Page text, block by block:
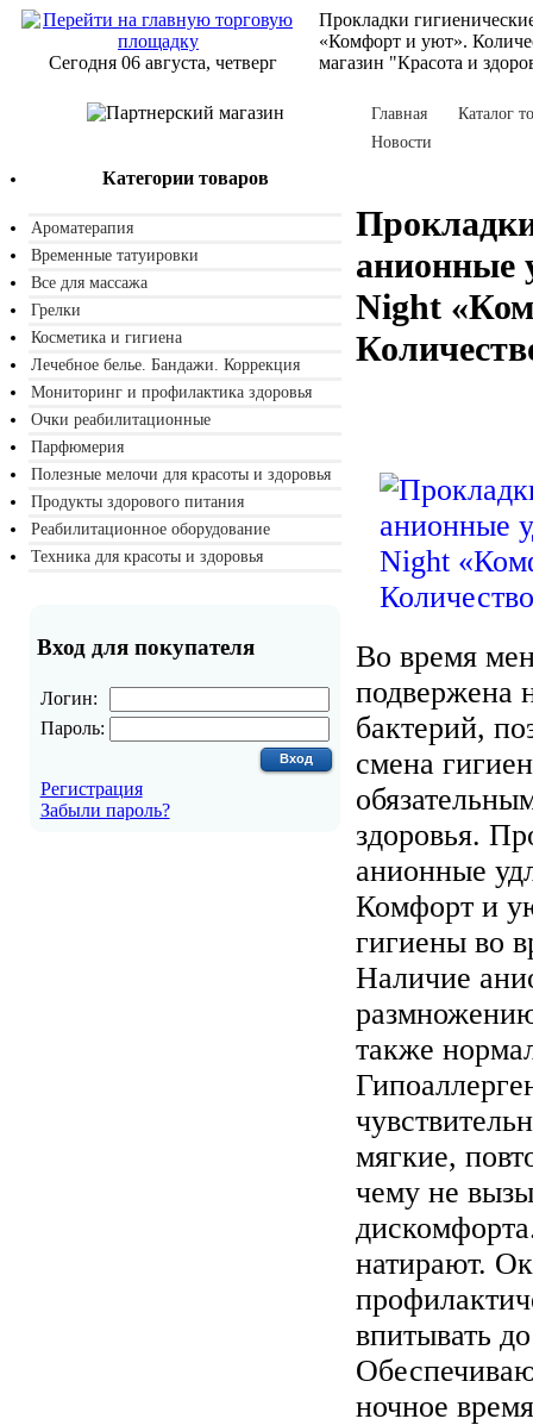
Сегодня 06 августа, четверг
Прокладки
«Комфорт и уют».
магазин "Красота и
Категории товаров
Ароматерапия
Временные татуировки
Все для массажа
Грелки
Косметика и гигиена
Лечебное белье. Бандажи. Коррекция
Мониторинг и профилактика здоровья
Очки реабилитационные
Парфюмерия
Полезные мелочи для красоты и здоровья
Продукты здорового питания
Реабилитационное оборудование
Техника для красоты и здоровья
Вход для покупателя
Логин:
Пароль:
Регистрация
Забыли пароль?
Главная
Каталог
Новости
анионные
Night
Во время
подвержена
бактерий,
смена
здоровья.
анионные
Комфорт и
гигиены во
Наличие
также
мягкие,
чему не
натирают.
впитывать
ночное